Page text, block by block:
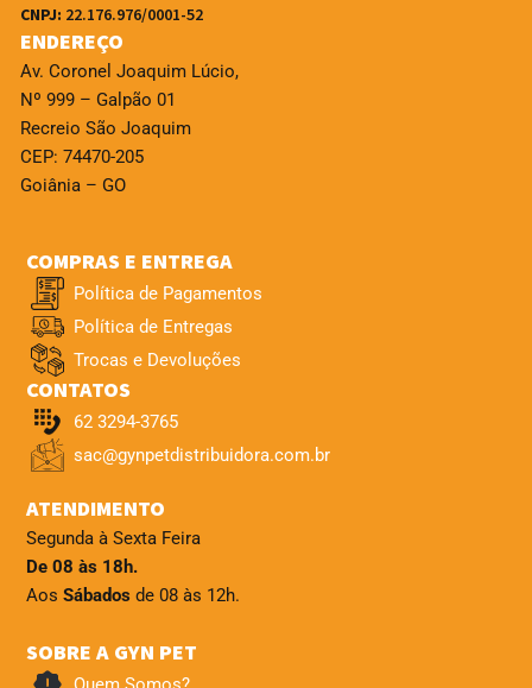
CNPJ: 22.176.976/0001-52
ENDEREÇO
Av. Coronel Joaquim Lúcio,
Nº 999 – Galpão 01
Recreio São Joaquim
CEP: 74470-205
Goiânia – GO
COMPRAS E ENTREGA
Política de Pagamentos
Política de Entregas
Trocas e Devoluções
CONTATOS
62 3294-3765
sac@gynpetdistribuidora.com.br
ATENDIMENTO
Segunda à Sexta Feira
De 08 às 18h.
Aos Sábados de 08 às 12h.
SOBRE A GYN PET